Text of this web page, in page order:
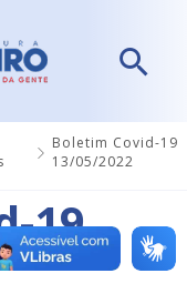
Boletim Covid-19
13/05/2022
19